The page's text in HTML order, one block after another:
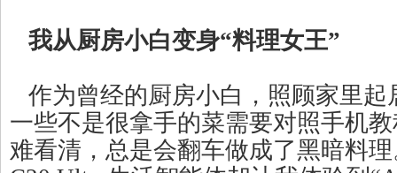
我从厨房小白变身“料理女王”
作为曾经的厨房小白，照顾家里起
一些不是很拿手的菜需要对照手机
难看清，总是会翻车做成了黑暗料